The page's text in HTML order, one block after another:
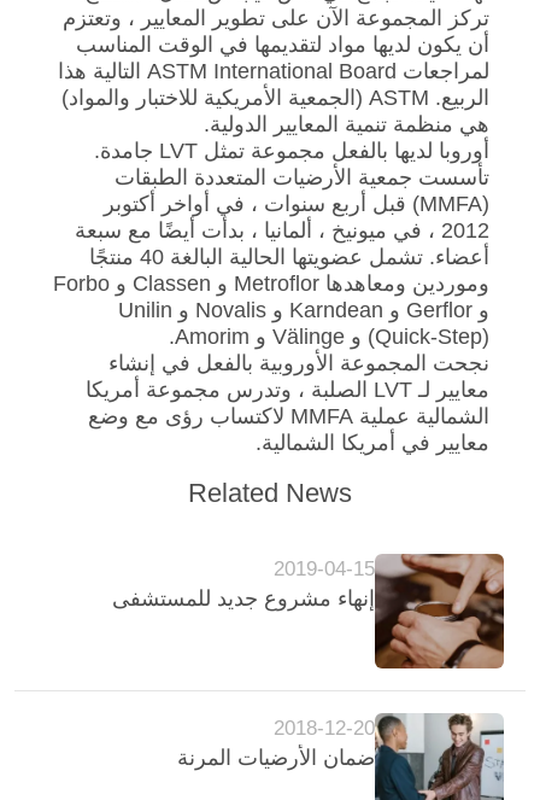
تركز المجموعة الآن على تطوير المعايير ، وتعتزم
أن يكون لديها مواد لتقديمها في الوقت المناسب
لمراجعات ASTM International Board التالية هذا
الربيع. ASTM (الجمعية الأمريكية للاختبار والمواد)
هي منظمة تنمية المعايير الدولية.
أوروبا لديها بالفعل مجموعة تمثل LVT جامدة.
تأسست جمعية الأرضيات المتعددة الطبقات
(MMFA) قبل أربع سنوات ، في أواخر أكتوبر
2012 ، في ميونيخ ، ألمانيا ، بدأت أيضًا مع سبعة
أعضاء. تشمل عضويتها الحالية البالغة 40 منتجًا
وموردين ومعاهدها Metroflor و Classen و Forbo
و Gerflor و Karndean و Novalis و Unilin
(Quick-Step) و Välinge و Amorim.
نجحت المجموعة الأوروبية بالفعل في إنشاء
معايير لـ LVT الصلبة ، وتدرس مجموعة أمريكا
الشمالية عملية MMFA لاكتساب رؤى مع وضع
معايير في أمريكا الشمالية.
Related News
2019-04-15
إنهاء مشروع جديد للمستشفى
2018-12-20
ضمان الأرضيات المرنة